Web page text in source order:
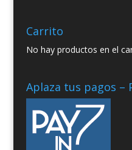
Carrito
No hay productos en el
Aplaza tus pagos –